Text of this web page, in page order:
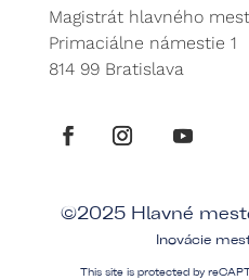
Magistrát hlavného
Primaciálne námestie 1
814 99 Bratislava
©2025 Hlavné
Inovácie
This site is protected by